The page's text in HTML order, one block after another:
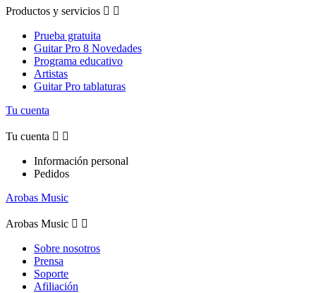
Productos y servicios  
Prueba gratuita
Guitar Pro 8 Novedades
Programa educativo
Artistas
Guitar Pro tablaturas
Tu cuenta
Tu cuenta  
Información personal
Pedidos
Arobas Music
Arobas Music  
Sobre nosotros
Prensa
Soporte
Afiliación